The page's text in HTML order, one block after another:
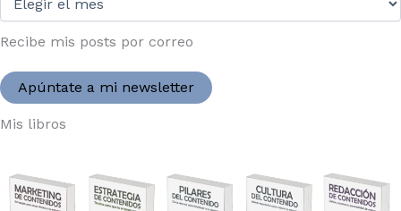
2004:
Recibe mis posts por correo
Apúntate a mi newsletter
Mis libros